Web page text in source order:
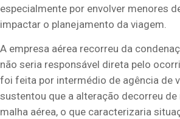
especialmente por envolver menores
impactar o planejamento da viagem.
A empresa aérea recorreu da
não seria responsável direta pelo
foi feita por intermédio de agência de
sustentou que a alteração decorreu
malha aérea, o que caracterizaria